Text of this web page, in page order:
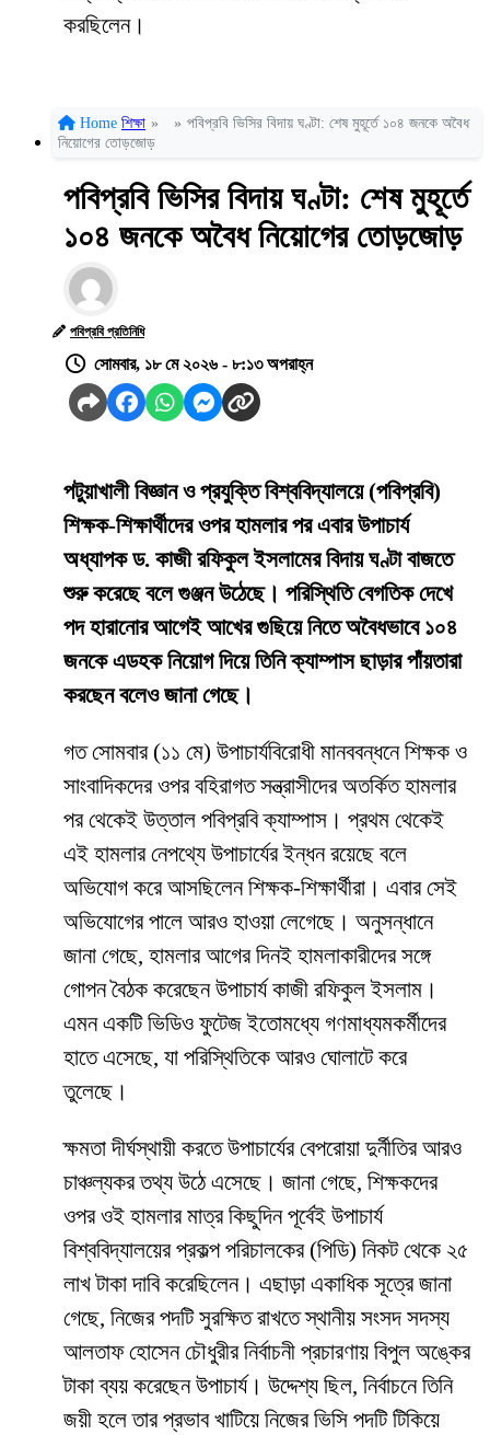
করছিলেন।
Home শিক্ষা » » পবিপ্রবি ভিসির বিদায় ঘণ্টা: শেষ মুহূর্তে ১০৪ জনকে অবৈধ
নিয়োগের তোড়জোড়
পবিপ্রবি ভিসির বিদায় ঘণ্টা: শেষ মুহূর্তে
১০৪ জনকে অবৈধ নিয়োগের তোড়জোড়
পবিপ্রবি প্রতিনিধি
সোমবার, ১৮ মে ২০২৬ - ৮:১৩ অপরাহ্ন
পটুয়াখালী বিজ্ঞান ও প্রযুক্তি বিশ্ববিদ্যালয়ে (পবিপ্রবি)
শিক্ষক-শিক্ষার্থীদের ওপর হামলার পর এবার উপাচার্য
অধ্যাপক ড. কাজী রফিকুল ইসলামের বিদায় ঘণ্টা বাজতে
শুরু করেছে বলে গুঞ্জন উঠেছে। পরিস্থিতি বেগতিক দেখে
পদ হারানোর আগেই আখের গুছিয়ে নিতে অবৈধভাবে ১০৪
জনকে এডহক নিয়োগ দিয়ে তিনি ক্যাম্পাস ছাড়ার পাঁয়তারা
করছেন বলেও জানা গেছে।
​গত সোমবার (১১ মে) উপাচার্যবিরোধী মানববন্ধনে শিক্ষক ও
সাংবাদিকদের ওপর বহিরাগত সন্ত্রাসীদের অতর্কিত হামলার
পর থেকেই উত্তাল পবিপ্রবি ক্যাম্পাস। প্রথম থেকেই
এই হামলার নেপথ্যে উপাচার্যের ইন্ধন রয়েছে বলে
অভিযোগ করে আসছিলেন শিক্ষক-শিক্ষার্থীরা। এবার সেই
অভিযোগের পালে আরও হাওয়া লেগেছে। অনুসন্ধানে
জানা গেছে, হামলার আগের দিনই হামলাকারীদের সঙ্গে
গোপন বৈঠক করেছেন উপাচার্য কাজী রফিকুল ইসলাম।
এমন একটি ভিডিও ফুটেজ ইতোমধ্যে গণমাধ্যমকর্মীদের
হাতে এসেছে, যা পরিস্থিতিকে আরও ঘোলাটে করে
তুলেছে।
​ক্ষমতা দীর্ঘস্থায়ী করতে উপাচার্যের বেপরোয়া দুর্নীতির আরও
চাঞ্চল্যকর তথ্য উঠে এসেছে। জানা গেছে, শিক্ষকদের
ওপর ওই হামলার মাত্র কিছুদিন পূর্বেই উপাচার্য
বিশ্ববিদ্যালয়ের প্রকল্প পরিচালকের (পিডি) নিকট থেকে ২৫
লাখ টাকা দাবি করেছিলেন। এছাড়া একাধিক সূত্রে জানা
গেছে, নিজের পদটি সুরক্ষিত রাখতে স্থানীয় সংসদ সদস্য
আলতাফ হোসেন চৌধুরীর নির্বাচনী প্রচারণায় বিপুল অঙ্কের
টাকা ব্যয় করেছেন উপাচার্য। উদ্দেশ্য ছিল, নির্বাচনে তিনি
জয়ী হলে তার প্রভাব খাটিয়ে নিজের ভিসি পদটি টিকিয়ে